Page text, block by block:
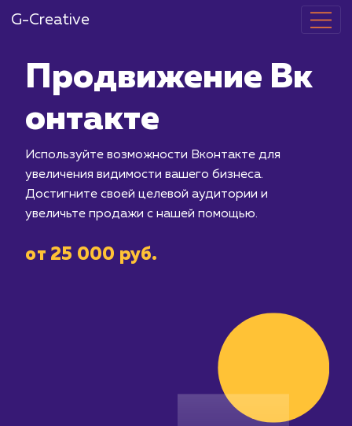
G-Creative
онтакте
Используйте возможности
увеличения видимости вашего
Достигните своей целевой
от 25 000 руб.